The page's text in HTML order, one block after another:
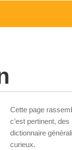
Cette page
c’est pertinent,
dictionnaire
curieux.